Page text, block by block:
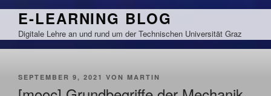
Zum
springen
E-LEARNING BLOG
Digitale Lehre an und rund um der Technischen Universität Graz
VERÖFFENTLICHT
SEPTEMBER 9, 2021 VON MARTIN